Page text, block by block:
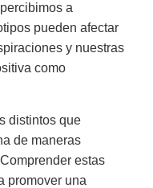
a
pueden afectar
y nuestras
como
distintos que
de maneras
estas
promover una